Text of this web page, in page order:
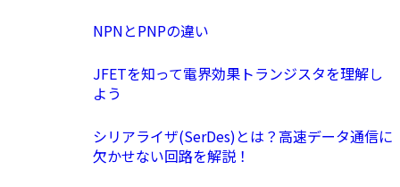
NPNとPNPの違い
JFETを知って電界効果トランジスタを理解し
よう
シリアライザ(SerDes)とは？高速データ通信に
欠かせない回路を解説！